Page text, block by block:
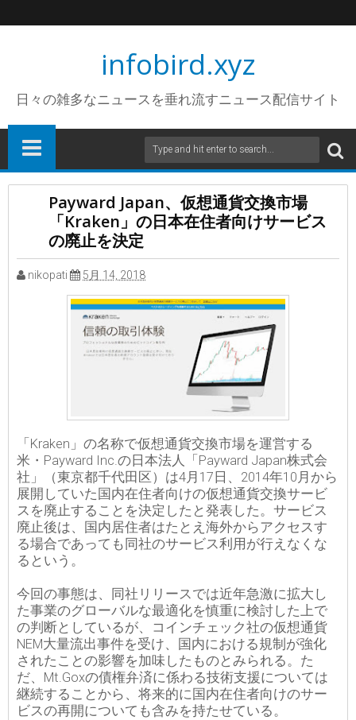
infobird.xyz
日々の雑多なニュースを垂れ流すニュース配信サイト
Payward Japan、仮想通貨交換市場
「Kraken」の日本在住者向けサービス
の廃止を決定
nikopati 5月 14, 2018
「Kraken」の名称で仮想通貨交換市場を運営する
米・Payward Inc.の日本法人「Payward Japan株式会
社」（東京都千代田区）は4月17日、2014年10月から
展開していた国内在住者向けの仮想通貨交換サービ
スを廃止することを決定したと発表した。サービス
廃止後は、国内居住者はたとえ海外からアクセスす
る場合であっても同社のサービス利用が行えなくな
るという。
今回の事態は、同社リリースでは近年急激に拡大し
た事業のグローバルな最適化を慎重に検討した上で
の判断としているが、コインチェック社の仮想通貨
NEM大量流出事件を受け、国内における規制が強化
されたことの影響を加味したものとみられる。た
だ、Mt.Goxの債権弁済に係わる技術支援については
継続することから、将来的に国内在住者向けのサー
ビスの再開についても含みを持たせている。